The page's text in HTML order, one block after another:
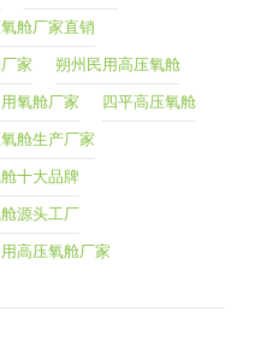
舱厂家直销
家 朔州民用高压氧舱
氧舱厂家 四平高压氧舱
舱生产厂家
十大品牌
源头工厂
高压氧舱厂家